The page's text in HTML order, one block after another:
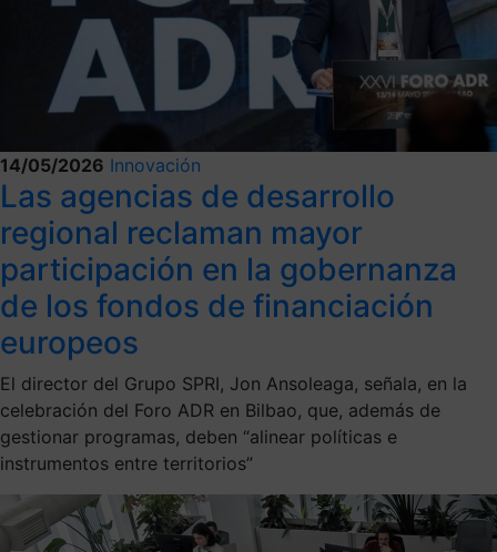
14/05/2026 Innovación
Las agencias de desarrollo
regional reclaman mayor
participación en la gobernanza
de los fondos de financiación
europeos
El director del Grupo SPRI, Jon Ansoleaga, señala, en la
celebración del Foro ADR en Bilbao, que, además de
gestionar programas, deben “alinear políticas e
instrumentos entre territorios”